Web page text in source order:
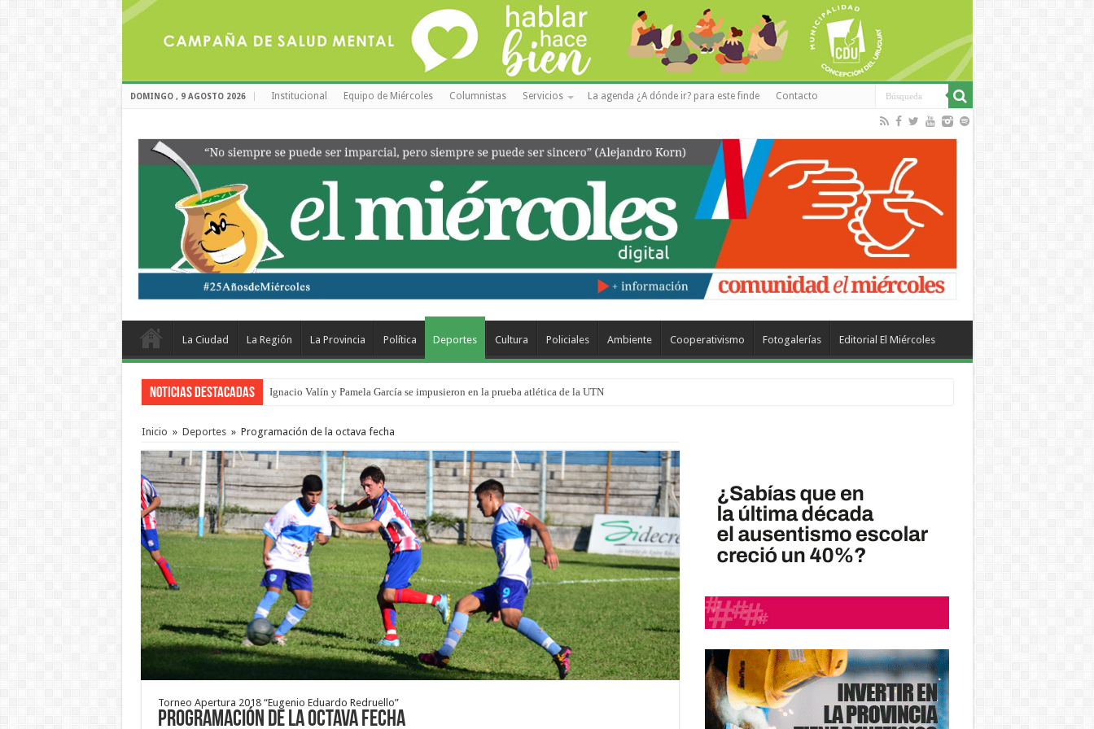
DOMINGO , 9 AGOSTO 2026 Institucional Equipo de Miércoles Columnistas Servicios La agenda ¿A dónde ir? para este finde Contacto
La Ciudad La Región La Provincia Política Deportes Cultura Policiales Ambiente Cooperativismo Fotogalerías Editorial El Miércoles
Noticias Destacadas Ignacio Valín y Pamela García se impusieron en la prueba atlética de la UTN
Traigo el litoral en mi canción: 100 años de Aníbal Sampayo
Inicio » Deportes » Programación de la octava fecha
Torneo Apertura 2018 “Eugenio Eduardo Redruello”
Programación de la octava fecha